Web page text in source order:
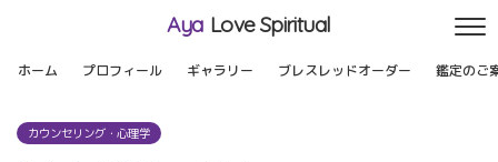
Aya Love Spiritual
ホーム プロフィール ギャラリー ブレスレッドオーダー 鑑定のご
カウンセリング・心理学